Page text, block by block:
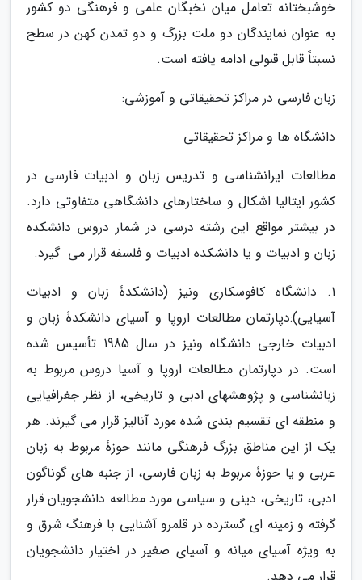
خوشبختانه تعامل میان نخبگان علمی و فرهنگی دو کشور
به عنوان نمایندگان دو ملت بزرگ و دو تمدن کهن در سطح
نسبتاً قابل قبولی ادامه یافته است.
زبان فارسی در مراکز تحقیقاتی و آموزشی:
دانشگاه­ ها و مراکز تحقیقاتی
مطالعات ایران­شناسی و تدریس زبان و ادبیات فارسی در
کشور ایتالیا اشکال و ساختار­های دانشگاهی متفاوتی دارد.
در بیشتر مواقع این رشته درسی در شمار دروس دانشکده
زبان و ادبیات و یا دانشکده ادبیات و فلسفه قرار می ­ گیرد.
1. دانشگاه کافوسکاری ونیز (دانشکدۀ زبان و ادبیات
آسیایی):دپارتمان مطالعات اروپا و آسیای دانشکدۀ زبان و
ادبیات خارجی دانشگاه ونیز در سال 1985 تأسیس شده
است. در دپارتمان مطالعات اروپا و آسیا دروس مربوط به
زبانشناسی و پژوهش­های ادبی و تاریخی، از نظر جغرافیایی
و منطقه­ ای تقسیم بندی شده مورد آنالیز قرار می­ گیرند. هر
یک از این مناطق بزرگ فرهنگی مانند حوزۀ مربوط به زبان
عربی و یا حوزۀ مربوط به زبان فارسی، از جنبه­ های گوناگون
ادبی، تاریخی، دینی و سیاسی مورد مطالعه دانشجویان قرار
گرفته و زمینه­ ای گسترده در قلمرو آشنایی با فرهنگ شرق و
به ویژه آسیای میانه و آسیای صغیر در اختیار دانشجویان